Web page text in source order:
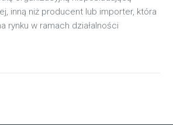
inną niż producent lub importer, która
rynku w ramach działalności